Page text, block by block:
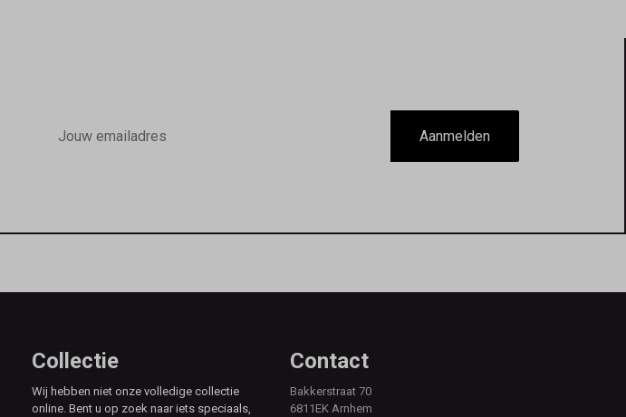
mailadres
Aanmelden
Collectie
Wij hebben niet onze volledige collectie
online. Bent u op zoek naar iets speciaals,
Contact
Bakkerstraat 70
6811EK Arnhem